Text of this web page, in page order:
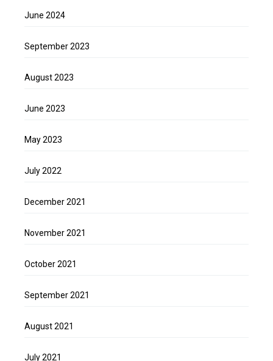
June 2024
September 2023
August 2023
June 2023
May 2023
July 2022
December 2021
November 2021
October 2021
September 2021
August 2021
July 2021